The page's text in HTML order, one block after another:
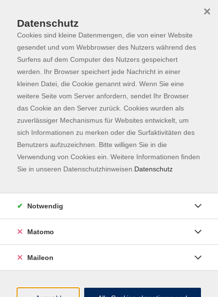
Skip to main content
Programm
Der Kurs konnte nicht gefunden werden.
Kontaktformular
Impressum
AGB
Datenschutzerklärung
Datenschutz
Cookies sind kleine Datenmengen, die von einer Website
gesendet und vom Webbrowser des Nutzers während des
Surfens auf dem Computer des Nutzers gespeichert
werden. Ihr Browser speichert jede Nachricht in einer
kleinen Datei, die Cookie genannt wird. Wenn Sie eine
weitere Seite vom Server anfordern, sendet Ihr Browser
das Cookie an den Server zurück. Cookies wurden als
zuverlässiger Mechanismus für Websites entwickelt, um
sich Informationen zu merken oder die Surfaktivitäten des
Benutzers aufzuzeichnen. Bitte willigen Sie in die
Verwendung von Cookies ein. Weitere Informationen finden
Sie in unseren Datenschutzhinweisen. Datenschutz
×
Notwendig
Matomo
Maileon